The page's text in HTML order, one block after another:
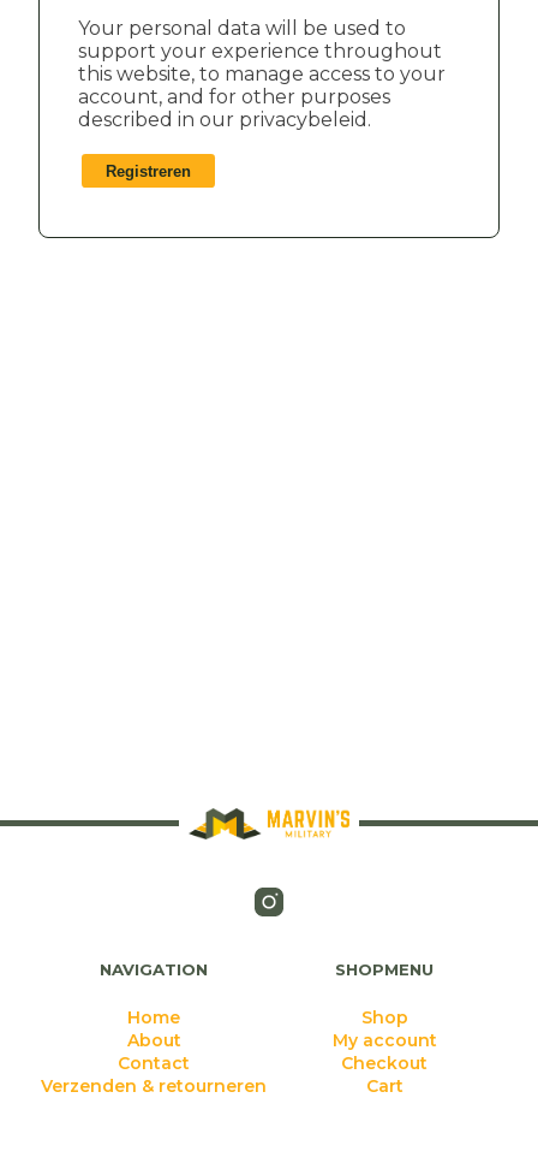
Your personal data will be used to
support your experience throughout
this website, to manage access to your
account, and for other purposes
described in our privacybeleid .
Registreren
NAVIGATION
Home
About
Contact
Verzenden & retourneren
SHOPMENU
Shop
My account
Checkout
Cart